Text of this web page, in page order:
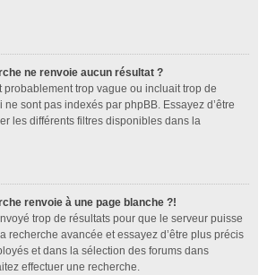
ne renvoie aucun résultat ?
probablement trop vague ou incluait trop de
ne sont pas indexés par phpBB. Essayez d’être
les différents filtres disponibles dans la
renvoie à une page blanche ?!
trop de résultats pour que le serveur puisse
recherche avancée et essayez d’être plus précis
et dans la sélection des forums dans
effectuer une recherche.